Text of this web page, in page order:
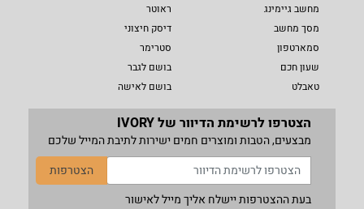
מחשב גיימינג
מסך מחשב
סמארטפון
שעון חכם
טאבלט
ראוטר
דיסק חיצוני
סטרימר
בושם לגבר
בושם לאישה
הצטרפו לרשימת הדיוור של IVORY
מבצעים, הטבות ומוצרים חמים ישירות לתיבת המייל שלכם
הצטרפות
בעת ההצטרפות יישלח אליך מייל לאישור